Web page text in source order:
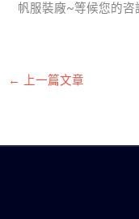
帆服裝廠~等候您的咨
← 上一篇文章